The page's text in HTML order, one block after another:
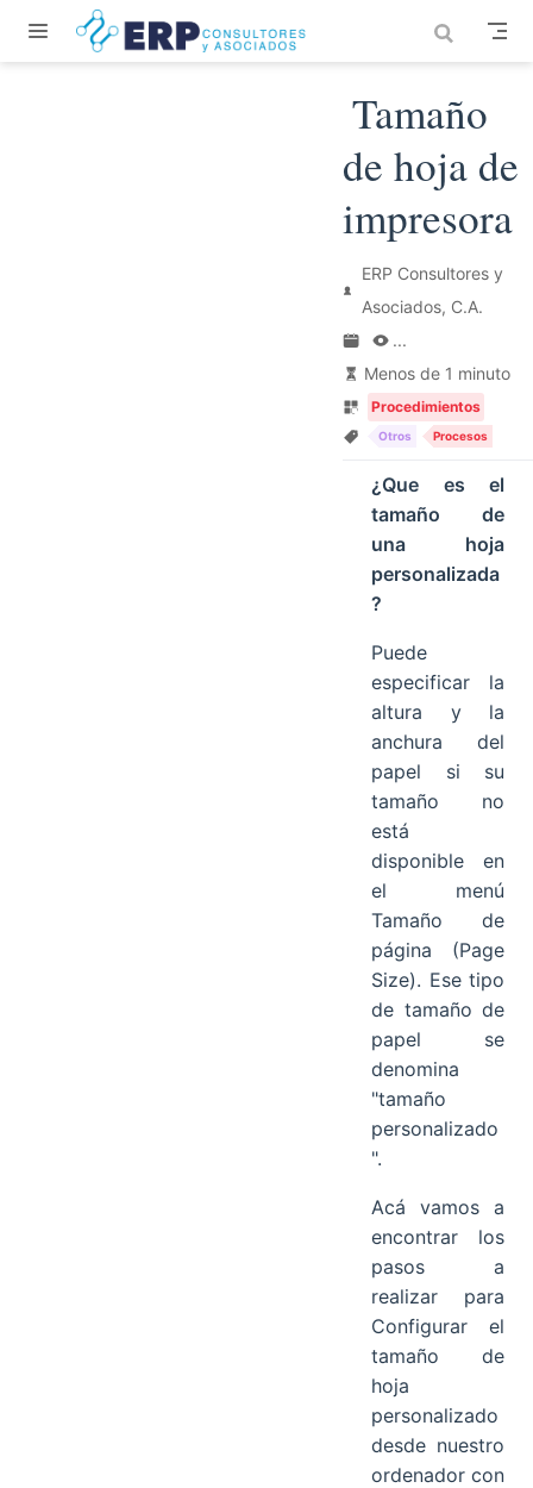
Saltar al contenido principal
Tamaño
de hoja de
impresora
ERP Consultores y
Asociados, C.A.
...
Menos de 1 minuto
Procedimientos
Otros Procesos
¿Que es el
tamaño de
una hoja
personalizada
?
Puede
especificar la
altura y la
anchura del
papel si su
tamaño no
está
disponible en
el menú
Tamaño de
página (Page
Size). Ese tipo
de tamaño de
papel se
denomina
"tamaño
personalizado
".
Acá vamos a
encontrar los
pasos a
realizar para
Configurar el
tamaño de
hoja
personalizado
desde nuestro
ordenador con